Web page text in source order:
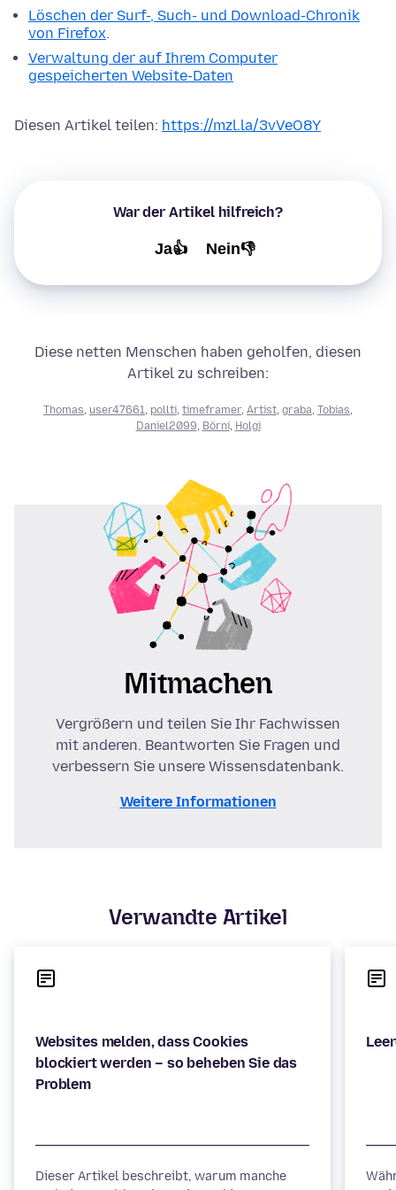
Löschen der Surf-, Such- und Download-Chronik
von Firefox.
Verwaltung der auf Ihrem Computer
gespeicherten Website-Daten
Diesen Artikel teilen: https://mzl.la/3vVeO8Y
War der Artikel hilfreich?
Ja👍 Nein👎
Diese netten Menschen haben geholfen, diesen
Artikel zu schreiben:
Thomas user47661 pollti timeframer, Artist graba Tobias
Daniel2099 Börni, Holgi
Mitmachen
Vergrößern und teilen Sie Ihr Fachwissen
mit anderen. Beantworten Sie Fragen und
verbessern Sie unsere Wissensdatenbank.
Weitere Informationen
Verwandte Artikel
Websites melden, dass Cookies
blockiert werden – so beheben Sie das
Problem
Dieser Artikel beschreibt, warum manche